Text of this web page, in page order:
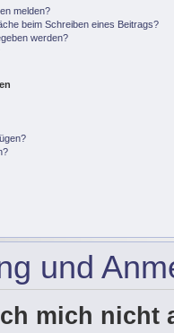
melden?
beim Schreiben eines Beitrags?
werden?
und
mich nicht